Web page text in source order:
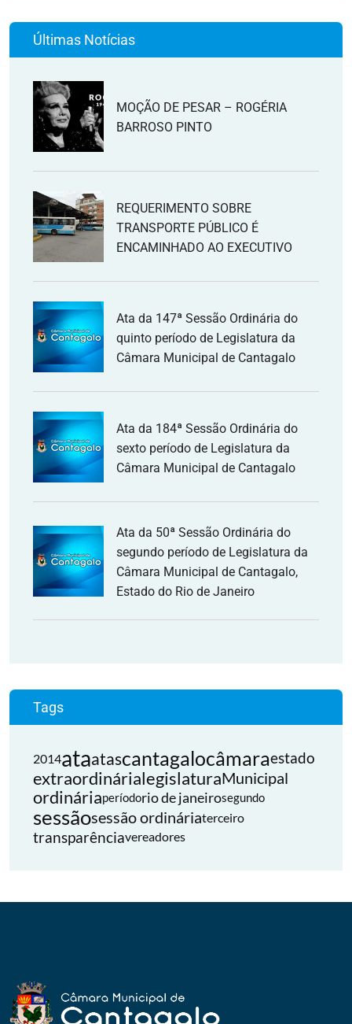
Últimas Notícias
MOÇÃO DE PESAR – ROGÉRIA
BARROSO PINTO
REQUERIMENTO SOBRE
TRANSPORTE PÚBLICO É
ENCAMINHADO AO EXECUTIVO
Ata da 147ª Sessão Ordinária do
quinto período de Legislatura da
Câmara Municipal de Cantagalo
Ata da 184ª Sessão Ordinária do
sexto período de Legislatura da
Câmara Municipal de Cantagalo
Ata da 50ª Sessão Ordinária do
segundo período de Legislatura da
Câmara Municipal de Cantagalo,
Estado do Rio de Janeiro
Tags
2014ataatascantagalocâmaraestado
extraordinárialegislaturaMunicipal
ordináriaperíodorio de janeirosegundo
sessãosessão ordináriaterceiro
transparênciavereadores